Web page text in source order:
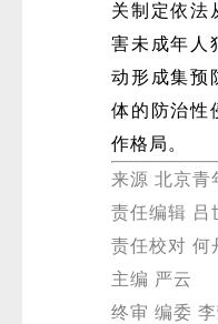
关制定依法
害未成年人
动形成集预
体的防治性
作格局。
来源 北京青
责任编辑 吕
责任校对 何
主编 严云
终审 编委